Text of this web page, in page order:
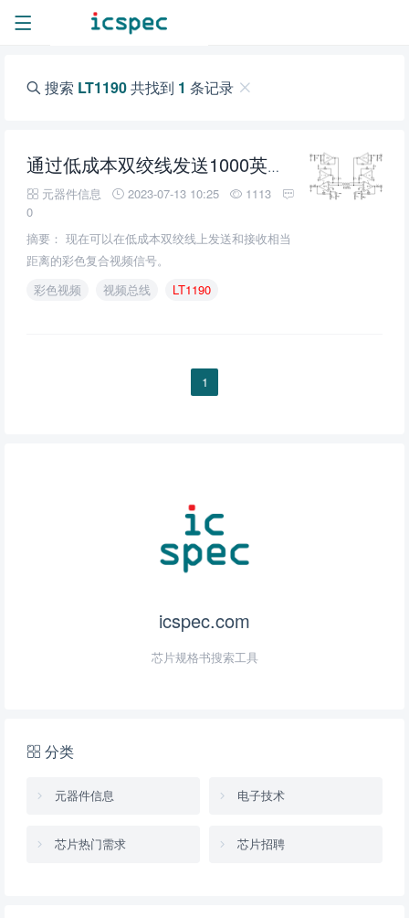
搜索 LT1190共找到 1 条记录
通过低成本双绞线发送1000英尺的彩色视频的技术解决办法
元器件信息
2023-07-13 10:25
1113
0
摘要： 现在可以在低成本双绞线上发送和接收相当
距离的彩色复合视频信号。
彩色视频
视频总线 LT1190
1
icspec.com
芯片规格书搜索工具
分类
元器件信息 电子技术
芯片热门需求 芯片招聘